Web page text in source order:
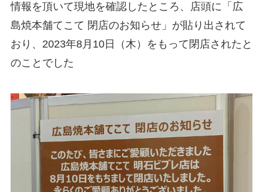
情報を頂いて現地を確認したところ、店頭に「広
島焼本舗てこて 閉店のお知らせ」が貼り出されて
おり、2023年8月10日（木）をもって閉店されたと
のことでした